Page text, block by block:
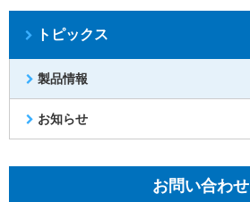
トピックス
製品情報
お知らせ
お問い合わせ